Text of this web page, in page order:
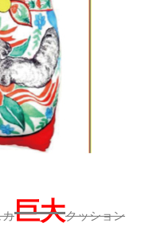
カ巨大クッション